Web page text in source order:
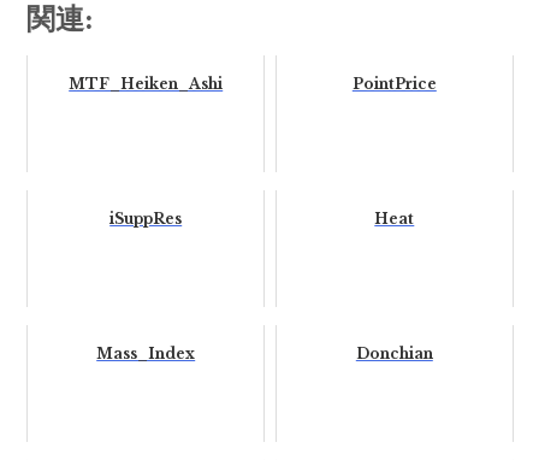
関連:
MTF_Heiken_Ashi PointPrice
iSuppRes Heat
Mass_Index Donchian